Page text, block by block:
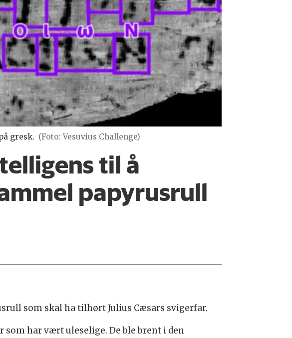
gresk. (Foto: Vesuvius Challenge)
til å
papyrusrull
som skal ha tilhørt Julius Cæsars svigerfar.
har vært uleselige. De ble brent i den